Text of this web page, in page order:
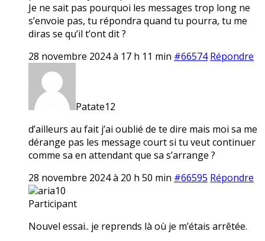
Je ne sait pas pourquoi les messages trop long ne
s’envoie pas, tu répondra quand tu pourra, tu me
diras se qu’il t’ont dit ?
28 novembre 2024 à 17 h 11 min #66574 Répondre
Patate12
d’ailleurs au fait j’ai oublié de te dire mais moi sa me
dérange pas les message court si tu veut continuer
comme sa en attendant que sa s’arrange ?
28 novembre 2024 à 20 h 50 min #66595 Répondre
aria10
Participant
Nouvel essai.. je reprends là où je m’étais arrêtée.